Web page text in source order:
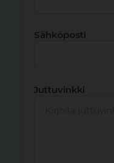
Sähköposti
Juttuvinkki